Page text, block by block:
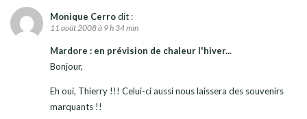
Monique Cerrodit :
11 août 2008 à 9 h 34 min
Mardore : en prévision de chaleur l'hiver...
Bonjour,
Eh oui, Thierry !!! Celui-ci aussi nous laissera des souvenirs
marquants !!